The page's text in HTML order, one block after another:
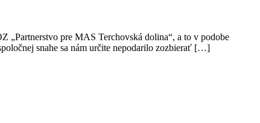
„Partnerstvo pre MAS Terchovská dolina“, a to v podobe
snahe sa nám určite nepodarilo zozbierať […]